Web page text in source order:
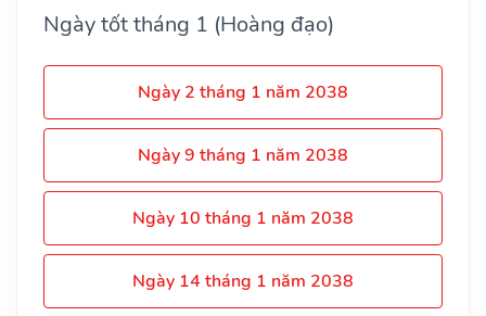
Ngày tốt tháng 1 (Hoàng đạo)
Ngày 2 tháng 1 năm 2038
Ngày 9 tháng 1 năm 2038
Ngày 10 tháng 1 năm 2038
Ngày 14 tháng 1 năm 2038